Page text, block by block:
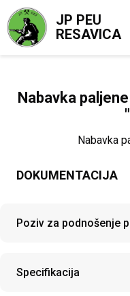
JP PEU
RESAVICA
Nabavka
Nabavka
DOKUMENTACIJA
Poziv za podnošenje
Specifikacija